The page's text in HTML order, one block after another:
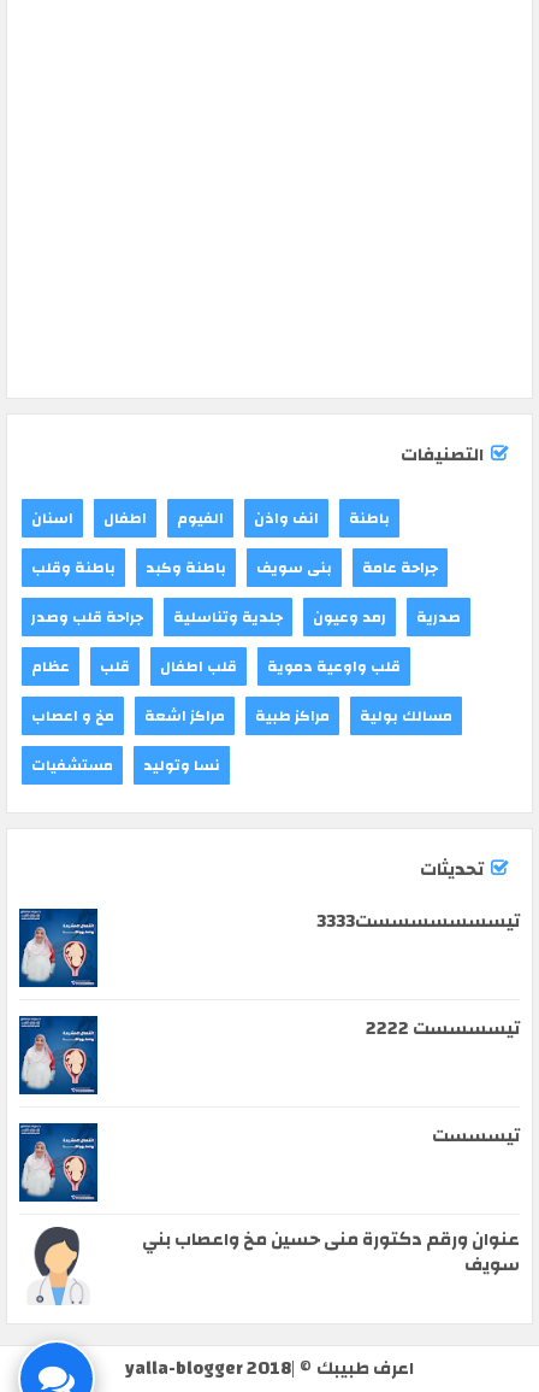
التصنيفات
اسنان اطفال الفيوم انف واذن
باطنة
باطنة وقلب
باطنة وكبد بنى سويف
جراحة عامة
جراحة قلب وصدر
جلدية وتناسلية رمد وعيون
صدرية
عظام
قلب قلب اطفال
قلب واوعية دموية
مخ و اعصاب
مراكز اشعة مراكز طبية
مسالك بولية
مستشفيات
نسا وتوليد
تحديثات
تيسسسسسسست3333
تيسسسست 2222
تيسسست
عنوان ورقم دكتورة منى حسين مخ واعصاب بني
سويف
اعرف طبيبك © |
yalla-blogger 2018